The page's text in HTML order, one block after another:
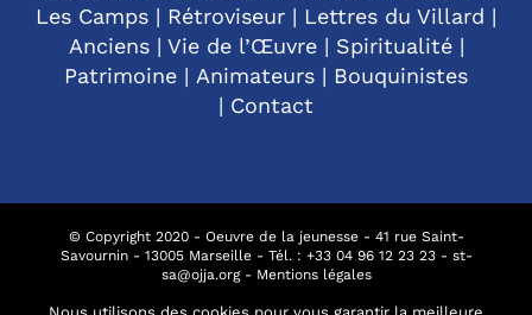
Les Camps | Rétroviseur | Lettres du Villard |
Anciens| Vie de l’Œuvre| Spiritualité|
Patrimoine | Animateurs | Bouquinistes
| Contact
© Copyright 2020 - Oeuvre de la jeunesse - 41 rue Saint-
Savournin - 13005 Marseille - Tél. : +33 04 96 12 23 23- st-
sa@ojja.org- Mentions légales